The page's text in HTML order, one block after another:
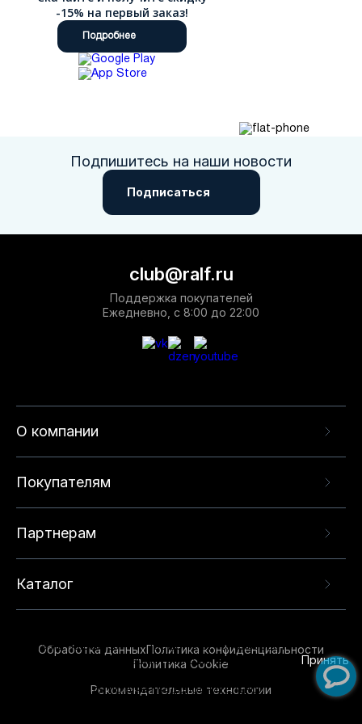
-15% на первый заказ!
Подробнее
Подпишитесь на наши новости
Подписаться
О компании
Покупателям
Партнерам
Каталог
club@ralf.ru
Поддержка покупателей
Ежедневно, с 8:00 до 22:00
Обработка данныхПолитика конфиденциальности
Политика Cookie
Рекомендательные технологии
опыта на нашем сайте. Продолжая использовать
данный сайт, вы соглашаетесь с использованием
технологий. Для получения дополнительной
Принять